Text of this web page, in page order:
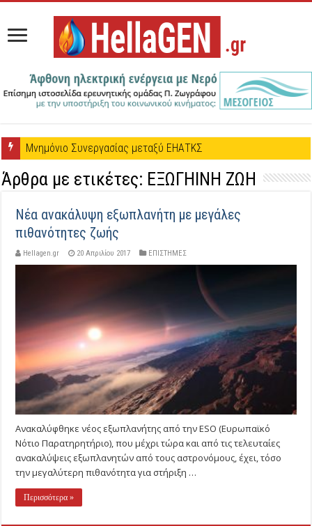
Μνημόνιο Συνεργασίας μεταξύ ΕΗΑΤΚΣ και Πέτρου Ζωγράφου
Άρθρα με ετικέτες: ΕΞΩΓΗΙΝΗ ΖΩΗ
Νέα ανακάλυψη εξωπλανήτη με μεγάλες
πιθανότητες ζωής
Hellagen.gr 20 Απριλίου 2017 ΕΠΙΣΤΗΜΕΣ
Ανακαλύφθηκε νέος εξωπλανήτης από την ESO (Ευρωπαϊκό
Νότιο Παρατηρητήριο), που μέχρι τώρα και από τις τελευταίες
ανακαλύψεις εξωπλανητών από τους αστρονόμους, έχει, τόσο
την μεγαλύτερη πιθανότητα για στήριξη …
Περισσότερα »